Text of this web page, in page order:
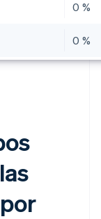
0 %
0 %